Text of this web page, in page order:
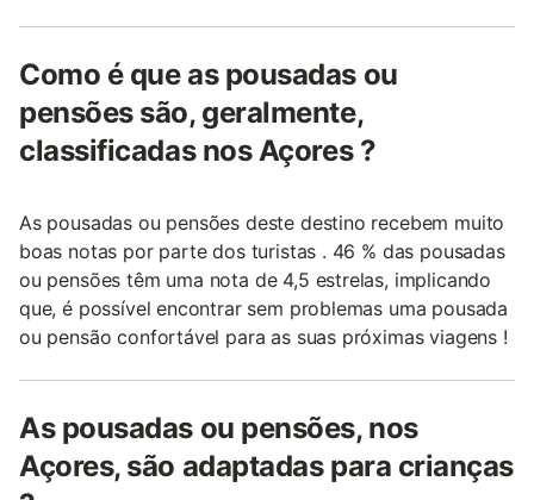
Como é que as pousadas ou
pensões são, geralmente,
classificadas nos Açores ?
As pousadas ou pensões deste destino recebem muito
boas notas por parte dos turistas . 46 % das pousadas
ou pensões têm uma nota de 4,5 estrelas, implicando
que, é possível encontrar sem problemas uma pousada
ou pensão confortável para as suas próximas viagens !
As pousadas ou pensões, nos
Açores, são adaptadas para crianças